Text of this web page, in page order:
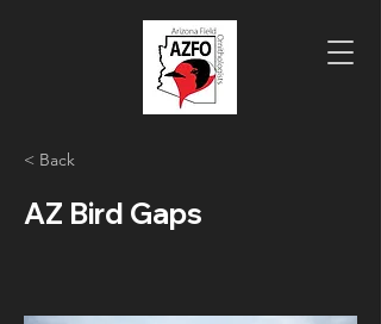
< Back
AZ Bird Gaps